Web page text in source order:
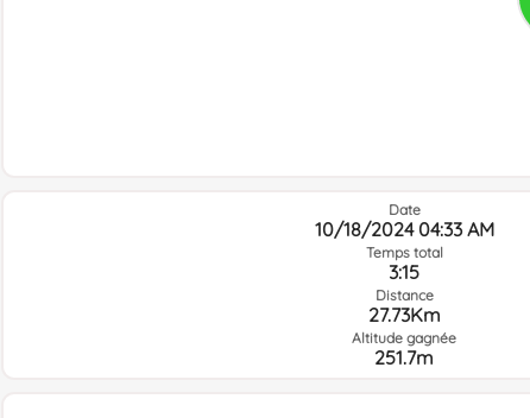
Date
10/18/2024 04:33 AM
Temps total
3:15
Distance
27.73Km
Altitude gagnée
251.7m